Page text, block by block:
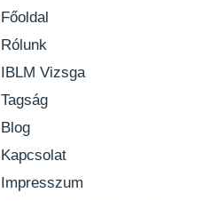
Főoldal
Rólunk
IBLM Vizsga
Tagság
Blog
Kapcsolat
Impresszum